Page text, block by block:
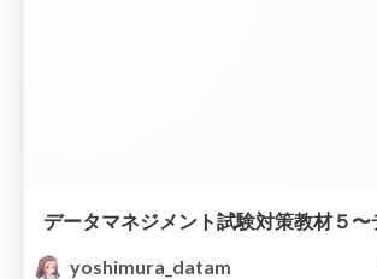
yoshimura_datam